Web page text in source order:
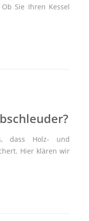
Sie Ihren Kessel
dass Holz- und
Hier klären wir